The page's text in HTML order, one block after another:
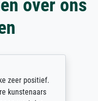
over ons
zeer positief.
kunstenaars